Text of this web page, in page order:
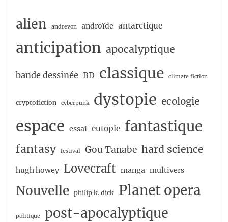
alien andrevon androïde antarctique
anticipation apocalyptique
bande dessinée BD classique climate fiction
cryptofiction cyberpunk dystopie ecologie
espace essai eutopie fantastique
fantasy festival Gou Tanabe hard science
hugh howey Lovecraft manga multivers
Nouvelle philip k. dick Planet opera
politique post-apocalyptique